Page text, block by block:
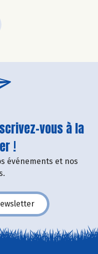
vous à la
!
événements et nos